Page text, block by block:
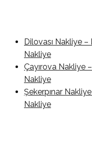
Dilovası Nakliye
Nakliye
Çayırova Nakliye
Nakliye
Şekerpınar
Nakliye